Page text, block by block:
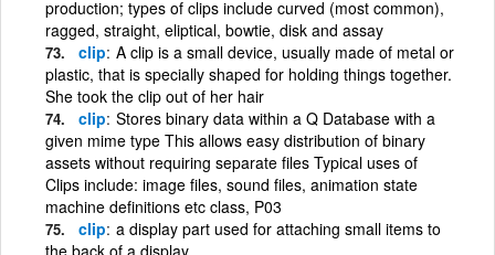
production; types of clips include curved (most common),
ragged, straight, eliptical, bowtie, disk and assay
clip A clip is a small device, usually made of metal or
plastic, that is specially shaped for holding things together.
She took the clip out of her hair
clip Stores binary data within a Q Database with a
given mime type This allows easy distribution of binary
assets without requiring separate files Typical uses of
Clips include: image files, sound files, animation state
machine definitions etc class, P03
clip a display part used for attaching small items to
the back of a display